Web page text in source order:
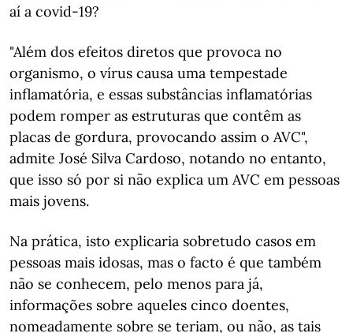
aí a covid-19?
"Além dos efeitos diretos que provoca no
organismo, o vírus causa uma tempestade
inflamatória, e essas substâncias inflamatórias
podem romper as estruturas que contêm as
placas de gordura, provocando assim o AVC",
admite José Silva Cardoso, notando no entanto,
que isso só por si não explica um AVC em pessoas
mais jovens.
Na prática, isto explicaria sobretudo casos em
pessoas mais idosas, mas o facto é que também
não se conhecem, pelo menos para já,
informações sobre aqueles cinco doentes,
nomeadamente sobre se teriam, ou não, as tais